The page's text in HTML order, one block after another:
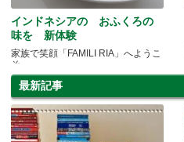
インドネシアの おふくろの
味を 新体験
家族で笑顔「FAMILI RIA」へようこ
そ
最新記事